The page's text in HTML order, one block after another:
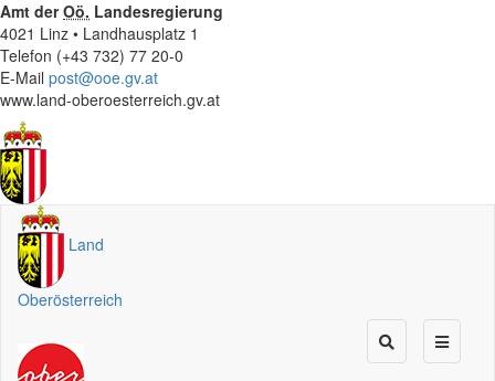
Amt derOö. Landesregierung
4021 Linz • Landhausplatz 1
Telefon (+43 732) 77 20-0
E-Mail post@ooe.gv.at
www.land-oberoesterreich.gv.at
Land
Oberösterreich